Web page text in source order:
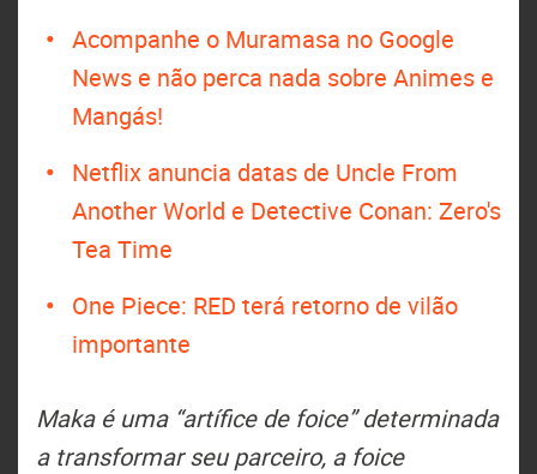
Acompanhe o Muramasa no Google
News e não perca nada sobre Animes e
Mangás!
Netflix anuncia datas de Uncle From
Another World e Detective Conan: Zero's
Tea Time
One Piece: RED terá retorno de vilão
importante
Maka é uma “artífice de foice” determinada
a transformar seu parceiro, a foice